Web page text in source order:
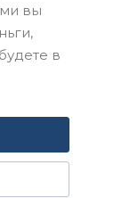
вы
в